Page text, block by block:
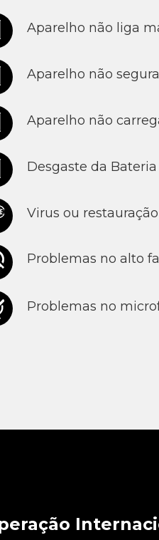
Aparelho não liga
Aparelho não
Aparelho não
Desgaste da
Virus ou
Problemas no alto
Problemas no